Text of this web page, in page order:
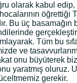
olarak kabul
Bu üç
Tüm bu
ve
onu büyüterek
yaratmış
gerekir.